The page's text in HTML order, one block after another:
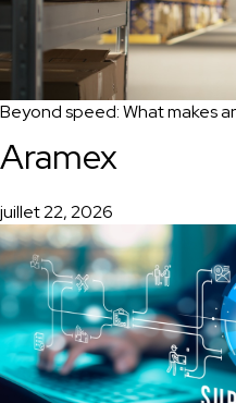
Beyond speed: What makes
Aramex
juillet 22, 2026